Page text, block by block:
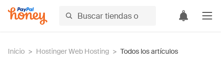
Inicio > Hostinger Web Hosting > Todos los artículos